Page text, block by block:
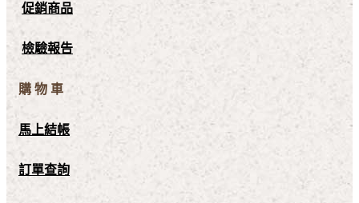
促銷商品
檢驗報告
購 物 車
馬上結帳
訂單查詢